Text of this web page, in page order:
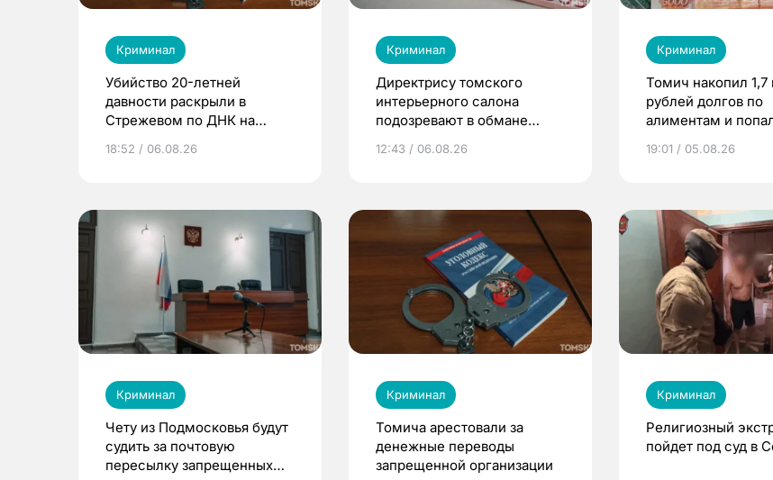
Криминал
Убийство 20-летней
давности раскрыли в
Стрежевом по ДНК на
18:52 / 06.08.26
Криминал
Директрису томского
интерьерного салона
подозревают в обмане
12:43 / 06.08.26
Криминал
Томич накопил 1,7
рублей долгов по
алиментам и
19:01 / 05.08.26
Криминал
Чету из Подмосковья будут
судить за почтовую
пересылку запрещенных
Криминал
Томича арестовали за
денежные переводы
запрещенной организации
Криминал
Религиозный
пойдет под суд в